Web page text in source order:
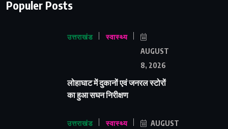
Populer Posts
उत्तराखंड स्वास्थ्य
AUGUST
8, 2026
लोहाघाट में दुकानों एवं जनरल स्टोरों
का हुआ सघन निरीक्षण
उत्तराखंड स्वास्थ्य
AUGUST